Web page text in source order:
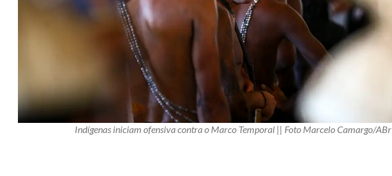
Indígenas iniciam ofensiva contra o Marco Temporal || Foto Marcelo Camargo/ABr